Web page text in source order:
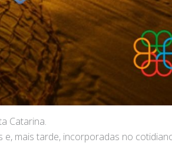
Catarina.
mais tarde, incorporadas no